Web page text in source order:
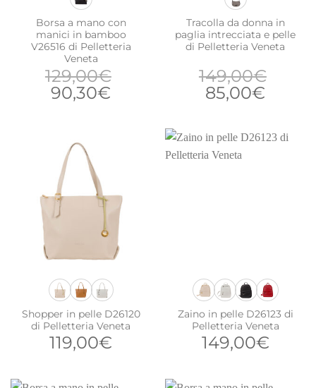
Borsa a mano con
manici in bamboo
V26516 di Pelletteria
Veneta
129,00€
Il
era:
129,00€.
90,30€
attuale
90,30€.
Tracolla da donna in
paglia intrecciata e pelle
di Pelletteria Veneta
149,00€
Il
era:
149,00€.
85,00€
è:
Shopper in pelle D26120
di Pelletteria Veneta
119,00€
Zaino in pelle D26123 di
Pelletteria Veneta
149,00€